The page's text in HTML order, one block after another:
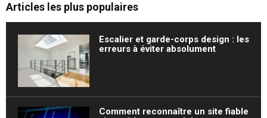
Articles les plus populaires
Escalier et garde-corps design : les
erreurs à éviter absolument
Comment reconnaître un site fiable